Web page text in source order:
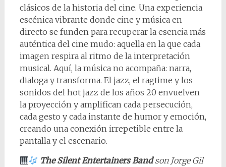
clásicos de la historia del cine. Una experiencia
escénica vibrante donde cine y música en
directo se funden para recuperar la esencia más
auténtica del cine mudo: aquella en la que cada
imagen respira al ritmo de la interpretación
musical. Aquí, la música no acompaña: narra,
dialoga y transforma. El jazz, el ragtime y los
sonidos del hot jazz de los años 20 envuelven
la proyección y amplifican cada persecución,
cada gesto y cada instante de humor y emoción,
creando una conexión irrepetible entre la
pantalla y el escenario.
The Silent Entertainers Bandson Jorge Gil